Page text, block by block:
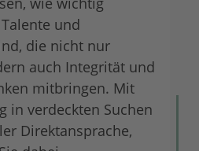
und
die nicht nur
auch Integrität und
mitbringen. Mit
in verdeckten Suchen
Direktansprache,